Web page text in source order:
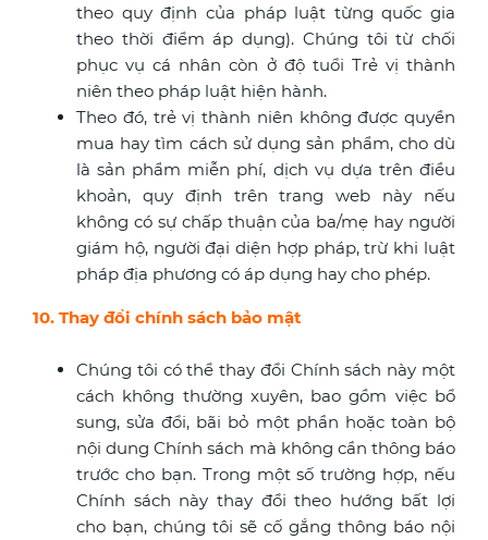
theo quy định của pháp luật từng quốc gia
theo thời điểm áp dụng). Chúng tôi từ chối
phục vụ cá nhân còn ở độ tuổi Trẻ vị thành
niên theo pháp luật hiện hành.
Theo đó, trẻ vị thành niên không được quyền
mua hay tìm cách sử dụng sản phẩm, cho dù
là sản phẩm miễn phí, dịch vụ dựa trên điều
khoản, quy định trên trang web này nếu
không có sự chấp thuận của ba/mẹ hay người
giám hộ, người đại diện hợp pháp, trừ khi luật
pháp địa phương có áp dụng hay cho phép.
10. Thay đổi chính sách bảo mật
Chúng tôi có thể thay đổi Chính sách này một
cách không thường xuyên, bao gồm việc bổ
sung, sửa đổi, bãi bỏ một phần hoặc toàn bộ
nội dung Chính sách mà không cần thông báo
trước cho bạn. Trong một số trường hợp, nếu
Chính sách này thay đổi theo hướng bất lợi
cho bạn, chúng tôi sẽ cố gắng thông báo nội